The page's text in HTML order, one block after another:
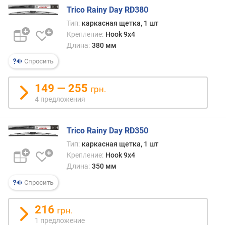
Спросить
Trico Rainy Day RD380
Тип: каркасная щетка, 1 шт
Крепление: Hook 9x4
Длина: 380 мм
149 — 255 грн.
4 предложения
Спросить
Trico Rainy Day RD350
Тип: каркасная щетка, 1 шт
Крепление: Hook 9x4
Длина: 350 мм
216 грн.
1 предложение